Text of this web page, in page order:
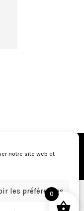
notre site web et
les préférences
0